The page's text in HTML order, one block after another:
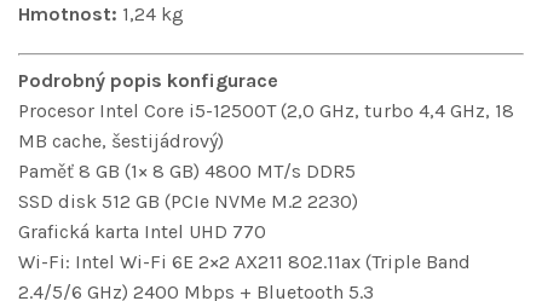
Hmotnost: 1,24 kg
Podrobný popis konfigurace
Procesor Intel Core i5-12500T (2,0 GHz, turbo 4,4 GHz, 18
MB cache, šestijádrový)
Paměť 8 GB (1× 8 GB) 4800 MT/s DDR5
SSD disk 512 GB (PCIe NVMe M.2 2230)
Grafická karta Intel UHD 770
Wi-Fi: Intel Wi-Fi 6E 2×2 AX211 802.11ax (Triple Band
2.4/5/6 GHz) 2400 Mbps + Bluetooth 5.3